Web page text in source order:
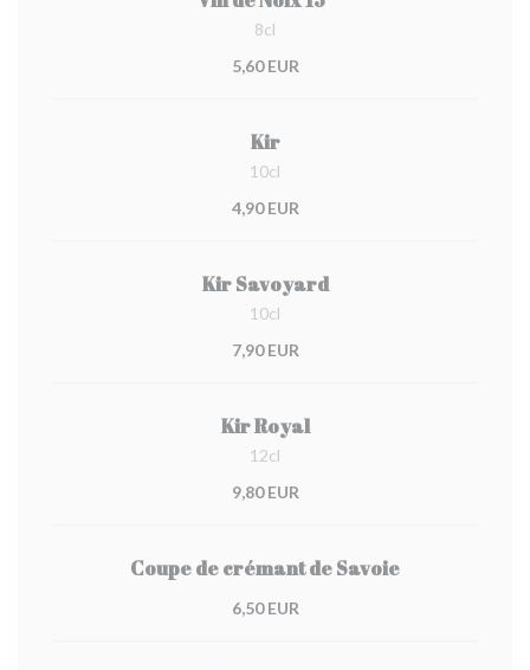
8cl
5,60 EUR
Kir
10cl
4,90 EUR
Kir Savoyard
10cl
7,90 EUR
Kir Royal
12cl
9,80 EUR
Coupe de crémant de Savoie
6,50 EUR